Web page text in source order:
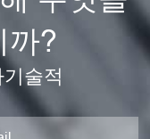
까?
술적